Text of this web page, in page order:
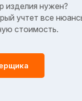
изделия нужен?
учтет все
стоимость.